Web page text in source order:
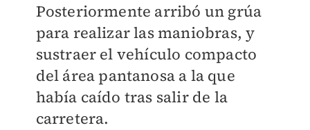
Posteriormente arribó un grúa
para realizar las maniobras, y
sustraer el vehículo compacto
del área pantanosa a la que
había caído tras salir de la
carretera.